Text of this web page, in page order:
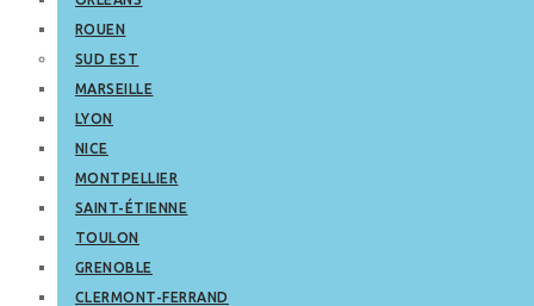
ROUEN
SUD EST
MARSEILLE
LYON
NICE
MONTPELLIER
SAINT-ÉTIENNE
TOULON
GRENOBLE
CLERMONT-FERRAND